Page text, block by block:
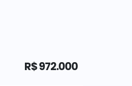
R$972.000